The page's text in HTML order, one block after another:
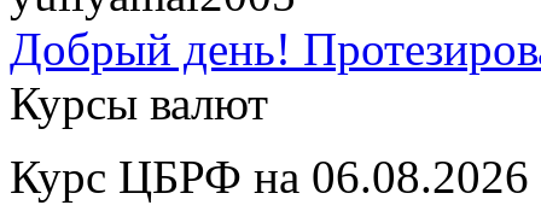
Добрый день!
Курсы валют
Курс ЦБРФ на 06.08.2026